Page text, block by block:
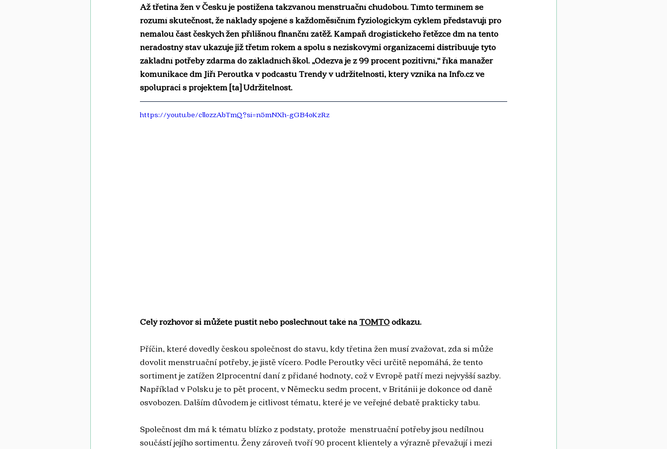
Až třetina žen v Česku je postižena takzvanou menstruační chudobou. Tímto termínem se
rozumí skutečnost, že náklady spojené s každoměsíčním fyziologickým cyklem představují pro
nemalou část českých žen přílišnou finanční zátěž. Kampaň drogistického řetězce dm na tento
neradostný stav ukazuje již třetím rokem a spolu s neziskovými organizacemi distribuuje tyto
základní potřeby zdarma do základních škol. „Odezva je z 99 procent pozitivní,“ říká manažer
komunikace dm Jiří Peroutka v podcastu Trendy v udržitelnosti, který vzniká na Info.cz ve
spolupráci s projektem [ta] Udržitelnost.
https://youtu.be/cllozzAbTmQ?si=n5mNXh-gGB4oKzRz
Celý rozhovor si můžete pustit nebo poslechnout také na TOMTO odkazu.
Příčin, které dovedly českou společnost do stavu, kdy třetina žen musí zvažovat, zda si může
dovolit menstruační potřeby, je jistě vícero. Podle Peroutky věci určitě nepomáhá, že tento
sortiment je zatížen 21procentní daní z přidané hodnoty, což v Evropě patří mezi nejvyšší sazby.
Například v Polsku je to pět procent, v Německu sedm procent, v Británii je dokonce od daně
osvobozen. Dalším důvodem je citlivost tématu, které je ve veřejné debatě prakticky tabu.
Společnost dm má k tématu blízko z podstaty, protože  menstruační potřeby jsou nedílnou
součástí jejího sortimentu. Ženy zároveň tvoří 90 procent klientely a výrazně převažují i mezi